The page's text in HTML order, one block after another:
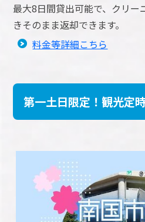
最大8日間貸出可能で、クリー
きそのまま返却できます。
料金等詳細こちら
第一土日限定！観光定